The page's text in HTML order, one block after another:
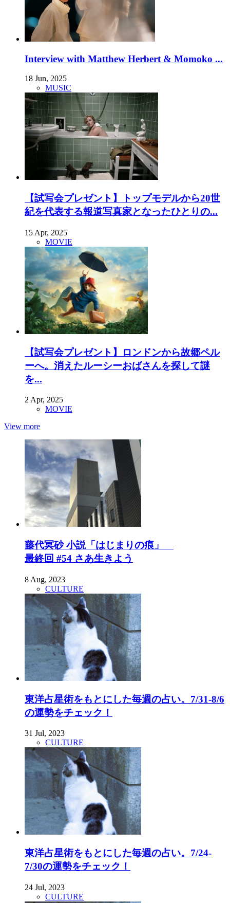
Interview with Matthew Herbert & Momoko ...
18 Jun, 2025
MUSIC
【試写会プレゼント】トップモデルから20世
紀を代表する報道写真家となったひとりの...
15 Apr, 2025
MOVIE
【試写会プレゼント】ロンドンから故郷ペル
ーへ。消えたルーシーおばさんを探して謎
を...
2 Apr, 2025
MOVIE
View more
藤代冥砂 小説「はじまりの痕」
最終回 #54 さあ生きよう
8 Aug, 2023
CULTURE
東洋占星術をもとにした毎週の占い。7/31-8/6
の運勢をチェック！
31 Jul, 2023
CULTURE
東洋占星術をもとにした毎週の占い。7/24-
7/30の運勢をチェック！
24 Jul, 2023
CULTURE